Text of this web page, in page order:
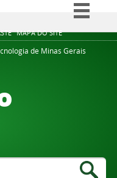
MAPA DO SITE
Simplifique!
Comunica BR
de Minas Gerais